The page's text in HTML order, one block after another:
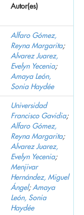
Autor(es)
Alfaro Gómez,
Reyna Margarita;
Alvarez Juarez,
Evelyn Yecenia;
Amaya León,
Sonia Haydée
Universidad
Francisco Gavidia;
Alfaro Gómez,
Reyna Margarita;
Alvarez Juarez,
Evelyn Yecenia;
Menjivar
Hernández, Miguel
Ángel; Amaya
León, Sonia
Haydée